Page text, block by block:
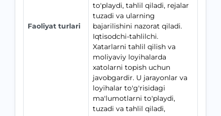
Faoliyat turlari
to'playdi, tahlil qiladi, rejalar
tuzadi va ularning
bajarilishini nazorat qiladi.
Iqtisodchi-tahlilchi.
Xatarlarni tahlil qilish va
moliyaviy loyihalarda
xatolarni topish uchun
javobgardir. U jarayonlar va
loyihalar to'g'risidagi
ma'lumotlarni to'playdi,
tuzadi va tahlil qiladi,